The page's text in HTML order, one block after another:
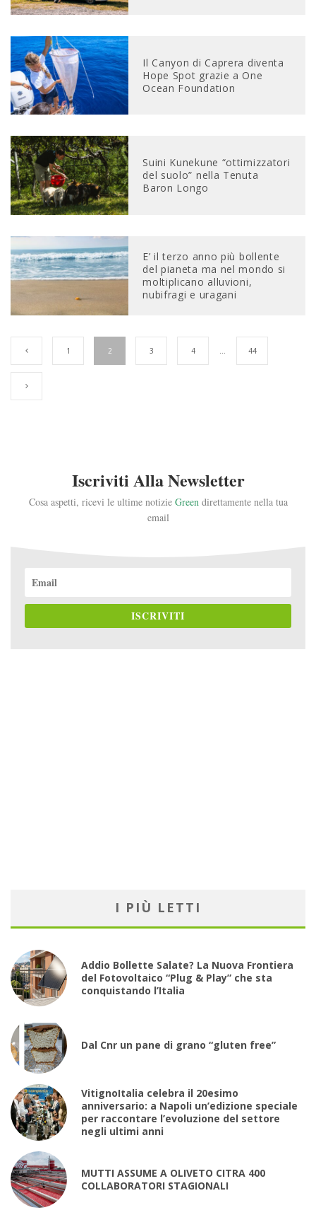
Il Canyon di Caprera diventa
Hope Spot grazie a One
Ocean Foundation
Suini Kunekune “ottimizzatori
del suolo” nella Tenuta
Baron Longo
E’ il terzo anno più bollente
del pianeta ma nel mondo si
moltiplicano alluvioni,
nubifragi e uragani
1 2 3 4 … 44
Iscriviti Alla Newsletter
Cosa aspetti, ricevi le ultime notizie Greendirettamente nella tua
email
ISCRIVITI
I PIÙ LETTI
Addio Bollette Salate? La Nuova Frontiera
del Fotovoltaico “Plug & Play” che sta
conquistando l’Italia
Dal Cnr un pane di grano “gluten free”
VitignoItalia celebra il 20esimo
anniversario: a Napoli un’edizione speciale
per raccontare l’evoluzione del settore
negli ultimi anni
MUTTI ASSUME A OLIVETO CITRA 400
COLLABORATORI STAGIONALI